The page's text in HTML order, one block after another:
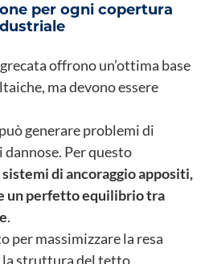
per ogni copertura
offrono un’ottima base
ma devono essere
generare problemi di
Per questo
di ancoraggio appositi,
un perfetto equilibrio tra
.
per massimizzare la resa
la struttura del tetto